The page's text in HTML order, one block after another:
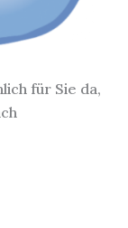
für Sie da,